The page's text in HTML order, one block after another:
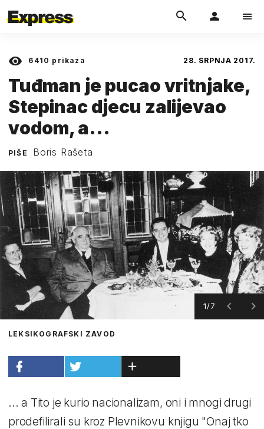
6410 prikaza 28. SRPNJA 2017.
Tuđman je pucao vritnjake,
Stepinac djecu zalijevao
vodom, a...
PIŠE Boris Rašeta
1/7
LEKSIKOGRAFSKI ZAVOD
... a Tito je kurio nacionalizam, oni i mnogi drugi
prodefilirali su kroz Plevnikovu knjigu "Onaj tko